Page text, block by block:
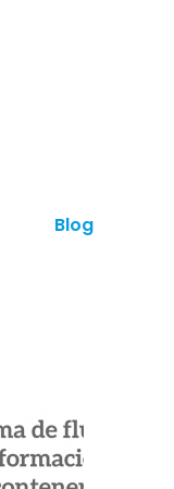
Blog